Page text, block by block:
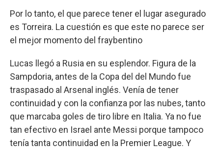
Por lo tanto, el que parece tener el lugar asegurado
es Torreira. La cuestión es que este no parece ser
el mejor momento del fraybentino
Lucas llegó a Rusia en su esplendor. Figura de la
Sampdoria, antes de la Copa del del Mundo fue
traspasado al Arsenal inglés. Venía de tener
continuidad y con la confianza por las nubes, tanto
que marcaba goles de tiro libre en Italia. Ya no fue
tan efectivo en Israel ante Messi porque tampoco
tenía tanta continuidad en la Premier League. Y